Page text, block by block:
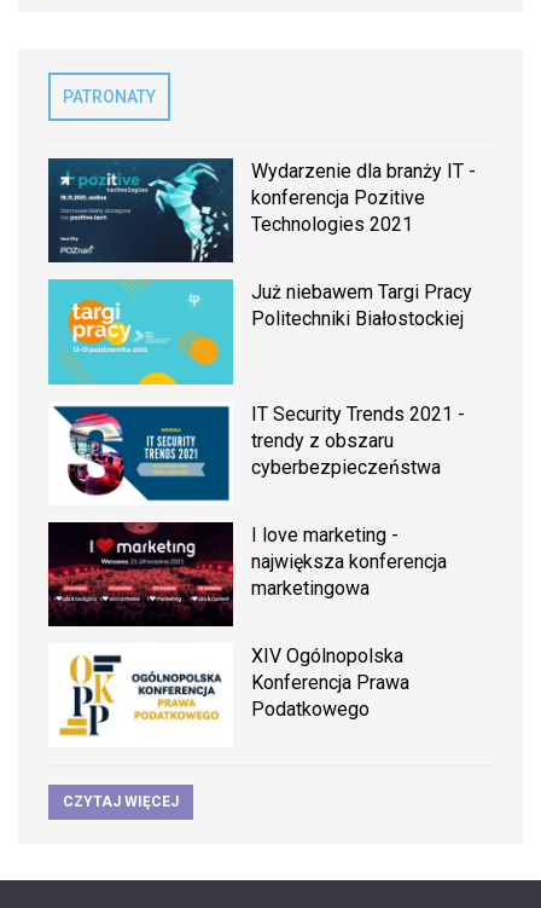
PATRONATY
Wydarzenie dla branży IT -
konferencja Pozitive
Technologies 2021
Już niebawem Targi Pracy
Politechniki Białostockiej
IT Security Trends 2021 -
trendy z obszaru
cyberbezpieczeństwa
I love marketing -
największa konferencja
marketingowa
XIV Ogólnopolska
Konferencja Prawa
Podatkowego
CZYTAJ WIĘCEJ